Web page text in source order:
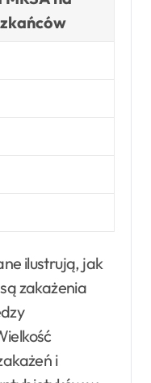
ilustrują, jak
zakażenia
i